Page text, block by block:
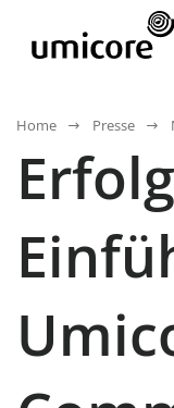
Home Presse